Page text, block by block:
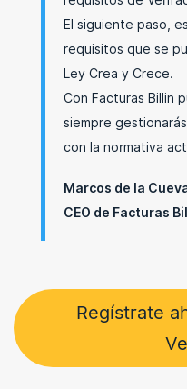
El siguiente paso,
requisitos que se
Ley Crea y Crece.
Con Facturas Billin
siempre
con la normativa
Marcos de la
CEO de Facturas
Regístrate